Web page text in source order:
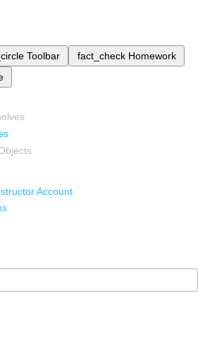
Toolbar fact_check Homework
Account